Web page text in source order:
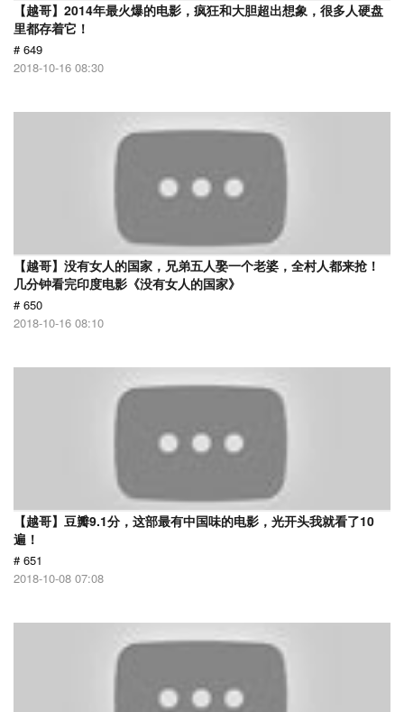
【越哥】2014年最火爆的电影，疯狂和大胆超出想象，很多人硬盘
里都存着它！
# 649
2018-10-16 08:30
【越哥】没有女人的国家，兄弟五人娶一个老婆，全村人都来抢！
几分钟看完印度电影《没有女人的国家》
# 650
2018-10-16 08:10
【越哥】豆瓣9.1分，这部最有中国味的电影，光开头我就看了10
遍！
# 651
2018-10-08 07:08